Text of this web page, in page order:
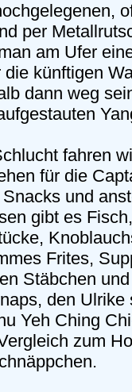
per
am Ufer
künftigen
dann weg
fahren
für die
und
gibt es
Frites,
Stäbchen
den Ulrike
Yeh Ching
zum